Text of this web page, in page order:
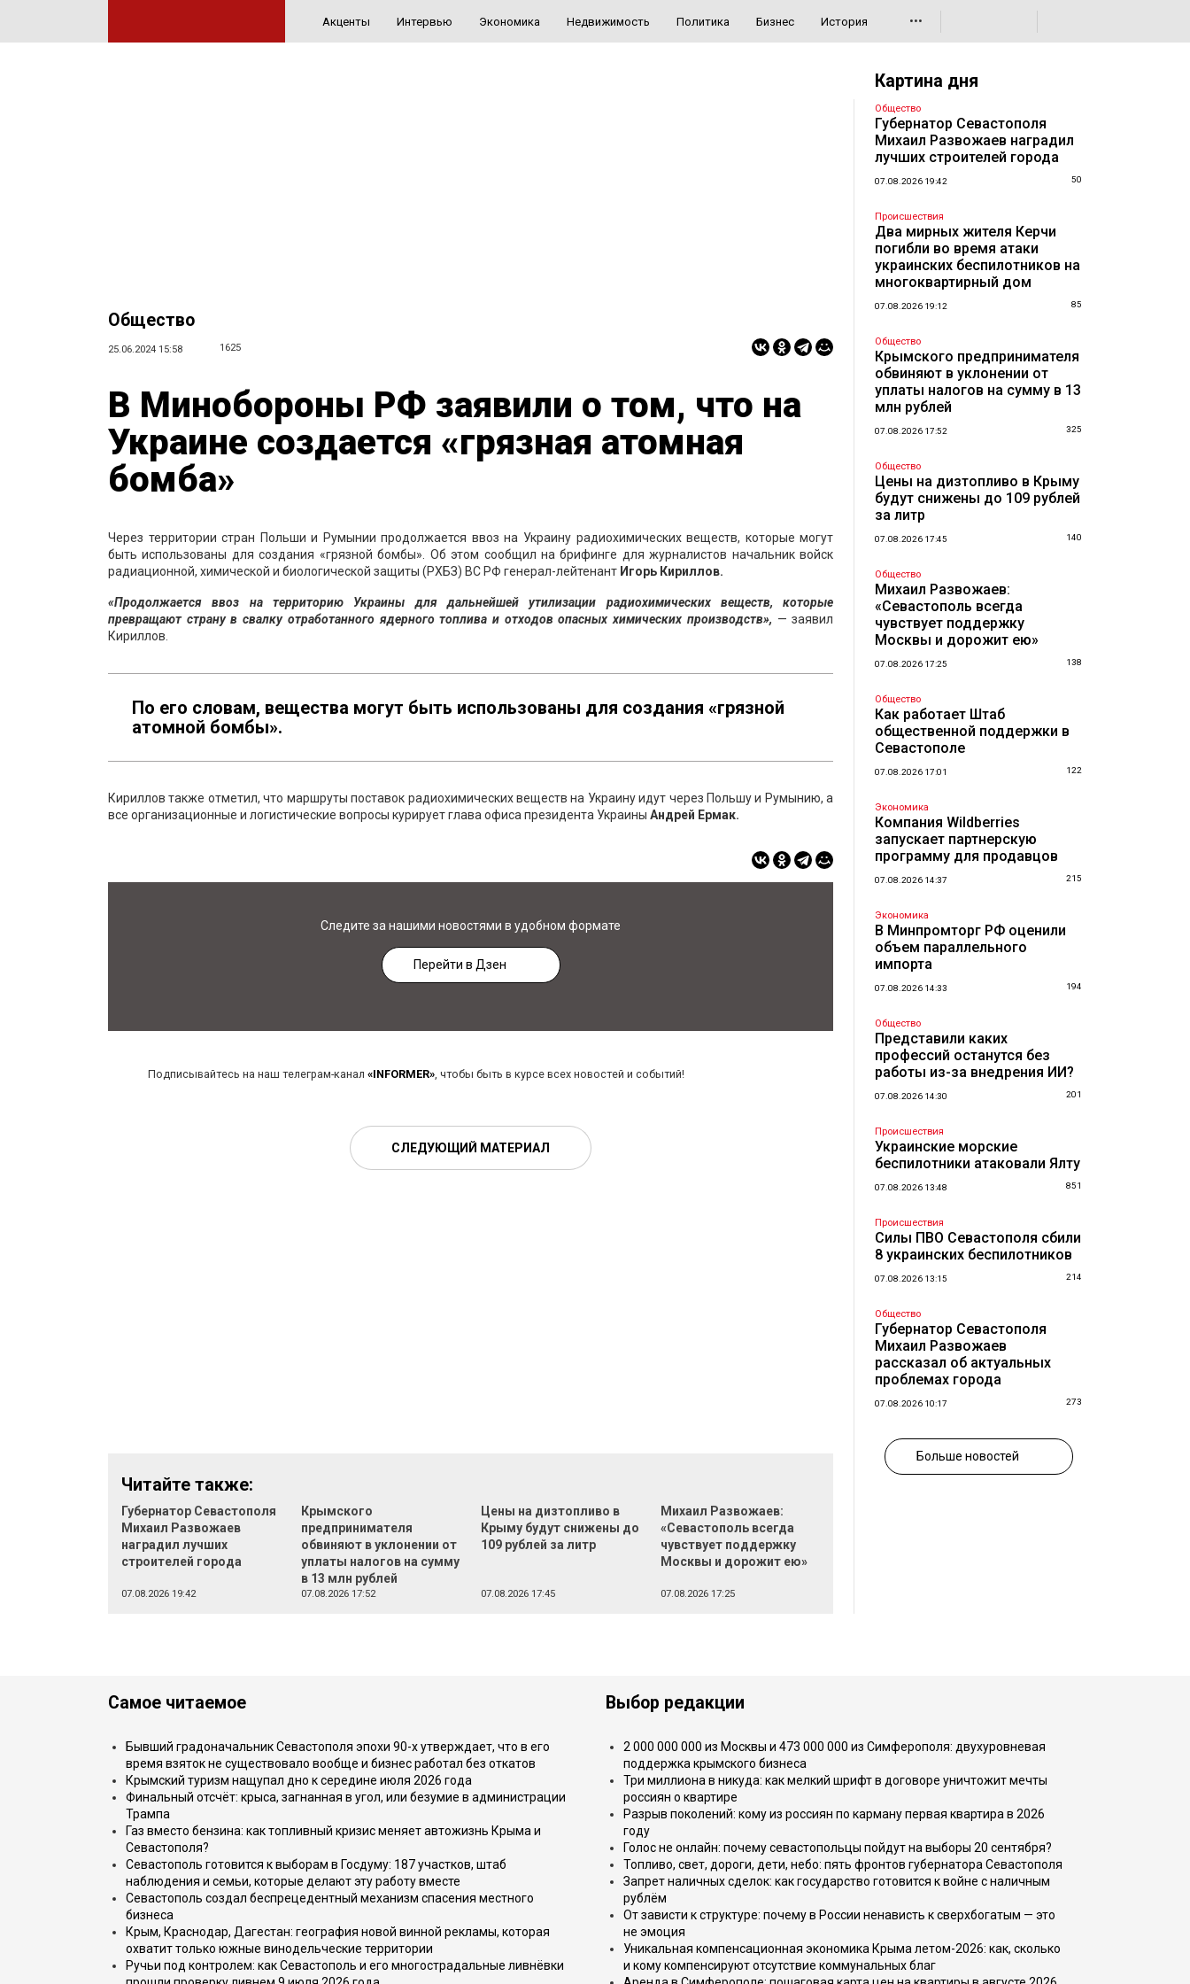
Акценты Интервью Экономика Недвижимость Политика Бизнес История •••
Общество
25.06.2024 15:58 1625
В Минобороны РФ заявили о том, что на
Украине создается «грязная атомная
бомба»
Через территории стран Польши и Румынии продолжается ввоз на Украину радиохимических веществ, которые могут
быть использованы для создания «грязной бомбы». Об этом сообщил на брифинге для журналистов начальник войск
радиационной, химической и биологической защиты (РХБЗ) ВС РФ генерал-лейтенант Игорь Кириллов.
«Продолжается ввоз на территорию Украины для дальнейшей утилизации радиохимических веществ, которые
превращают страну в свалку отработанного ядерного топлива и отходов опасных химических производств», — заявил
Кириллов.
По его словам, вещества могут быть использованы для создания «грязной
атомной бомбы».
Кириллов также отметил, что маршруты поставок радиохимических веществ на Украину идут через Польшу и Румынию, а
все организационные и логистические вопросы курирует глава офиса президента Украины Андрей Ермак.
Следите за нашими новостями в удобном формате
Перейти в Дзен
Подписывайтесь на наш телеграм-канал «INFORMER», чтобы быть в курсе всех новостей и событий!
СЛЕДУЮЩИЙ МАТЕРИАЛ
Читайте также:
Губернатор Севастополя
Михаил Развожаев
наградил лучших
строителей города
07.08.2026 19:42
Крымского
предпринимателя
обвиняют в уклонении от
уплаты налогов на сумму
в 13 млн рублей
07.08.2026 17:52
Цены на дизтопливо в
Крыму будут снижены до
109 рублей за литр
07.08.2026 17:45
Михаил Развожаев:
«Севастополь всегда
чувствует поддержку
Москвы и дорожит ею»
07.08.2026 17:25
Картина дня
Общество
Губернатор Севастополя
Михаил Развожаев наградил
лучших строителей города
07.08.2026 19:42 50
Происшествия
Два мирных жителя Керчи
погибли во время атаки
украинских беспилотников на
многоквартирный дом
07.08.2026 19:12 85
Общество
Крымского предпринимателя
обвиняют в уклонении от
уплаты налогов на сумму в 13
млн рублей
07.08.2026 17:52 325
Общество
Цены на дизтопливо в Крыму
будут снижены до 109 рублей
за литр
07.08.2026 17:45 140
Общество
Михаил Развожаев:
«Севастополь всегда
чувствует поддержку
Москвы и дорожит ею»
07.08.2026 17:25 138
Общество
Как работает Штаб
общественной поддержки в
Севастополе
07.08.2026 17:01 122
Экономика
Компания Wildberries
запускает партнерскую
программу для продавцов
07.08.2026 14:37 215
Экономика
В Минпромторг РФ оценили
объем параллельного
импорта
07.08.2026 14:33 194
Общество
Представили каких
профессий останутся без
работы из-за внедрения ИИ?
07.08.2026 14:30 201
Происшествия
Украинские морские
беспилотники атаковали Ялту
07.08.2026 13:48 851
Происшествия
Силы ПВО Севастополя сбили
8 украинских беспилотников
07.08.2026 13:15 214
Общество
Губернатор Севастополя
Михаил Развожаев
рассказал об актуальных
проблемах города
07.08.2026 10:17 273
Больше новостей
Самое читаемое
Бывший градоначальник Севастополя эпохи 90-х утверждает, что в его
время взяток не существовало вообще и бизнес работал без откатов
Крымский туризм нащупал дно к середине июля 2026 года
Финальный отсчёт: крыса, загнанная в угол, или безумие в администрации
Трампа
Газ вместо бензина: как топливный кризис меняет автожизнь Крыма и
Севастополя?
Севастополь готовится к выборам в Госдуму: 187 участков, штаб
наблюдения и семьи, которые делают эту работу вместе
Севастополь создал беспрецедентный механизм спасения местного
бизнеса
Крым, Краснодар, Дагестан: география новой винной рекламы, которая
охватит только южные винодельческие территории
Ручьи под контролем: как Севастополь и его многострадальные ливнёвки
Выбор редакции
2 000 000 000 из Москвы и 473 000 000 из Симферополя: двухуровневая
поддержка крымского бизнеса
Три миллиона в никуда: как мелкий шрифт в договоре уничтожит мечты
россиян о квартире
Разрыв поколений: кому из россиян по карману первая квартира в 2026
году
Голос не онлайн: почему севастопольцы пойдут на выборы 20 сентября?
Топливо, свет, дороги, дети, небо: пять фронтов губернатора Севастополя
Запрет наличных сделок: как государство готовится к войне с наличным
рублём
От зависти к структуре: почему в России ненависть к сверхбогатым — это
не эмоция
Уникальная компенсационная экономика Крыма летом-2026: как, сколько
и кому компенсируют отсутствие коммунальных благ